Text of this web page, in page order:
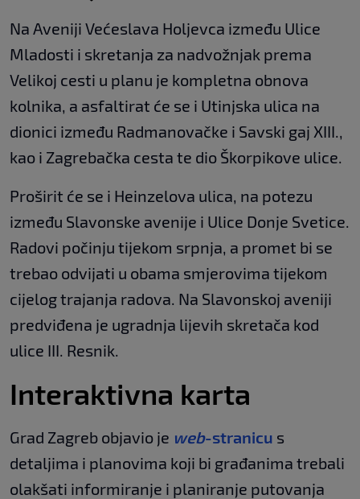
Na Aveniji Većeslava Holjevca između Ulice
Mladosti i skretanja za nadvožnjak prema
Velikoj cesti u planu je kompletna obnova
kolnika, a asfaltirat će se i Utinjska ulica na
dionici između Radmanovačke i Savski gaj XIII.,
kao i Zagrebačka cesta te dio Škorpikove ulice.
Proširit će se i Heinzelova ulica, na potezu
između Slavonske avenije i Ulice Donje Svetice.
Radovi počinju tijekom srpnja, a promet bi se
trebao odvijati u obama smjerovima tijekom
cijelog trajanja radova. Na Slavonskoj aveniji
predviđena je ugradnja lijevih skretača kod
ulice III. Resnik.
Interaktivna karta
Grad Zagreb objavio je web-stranicu s
detaljima i planovima koji bi građanima trebali
olakšati informiranje i planiranje putovanja